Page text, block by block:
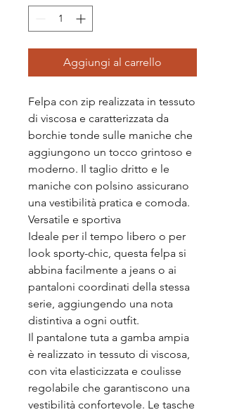
Aggiungi al carrello
Felpa con zip realizzata in tessuto
di viscosa e caratterizzata da
borchie tonde sulle maniche che
aggiungono un tocco grintoso e
moderno. Il taglio dritto e le
maniche con polsino assicurano
una vestibilità pratica e comoda.
Versatile e sportiva
Ideale per il tempo libero o per
look sporty-chic, questa felpa si
abbina facilmente a jeans o ai
pantaloni coordinati della stessa
serie, aggiungendo una nota
distintiva a ogni outfit.
Il pantalone tuta a gamba ampia
è realizzato in tessuto di viscosa,
con vita elasticizzata e coulisse
regolabile che garantiscono una
vestibilità confortevole. Le tasche